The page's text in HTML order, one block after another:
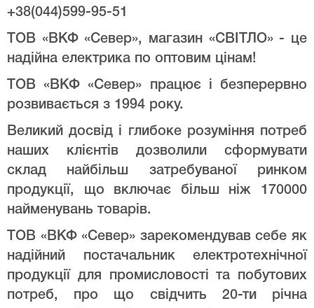
+38(044)599-95-51
ТОВ «ВКФ «Север», магазин «СВІТЛО» - це
надійна електрика по оптовим цінам!
ТОВ «ВКФ «Север» працює і безперервно
розвивається з 1994 року.
Великий досвід і глибоке розуміння потреб
наших клієнтів дозволили сформувати
склад найбільш затребуваної ринком
продукції, що включає більш ніж 170000
найменувань товарів.
ТОВ «ВКФ «Север» зарекомендував себе як
надійний постачальник електротехнічної
продукції для промисловості та побутових
потреб, про що свідчить 20-ти річна